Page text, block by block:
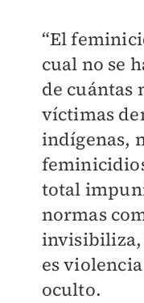
“El
cual no se
de cuántas
víctimas
indígenas,
total
normas
invisibiliza,
es
oculto.